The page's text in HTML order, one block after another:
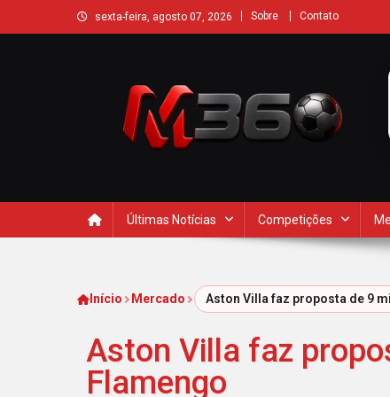
sexta-feira, agosto 07, 2026 Sobre Contato
Últimas Notícias Competições
Início Mercado Aston Villa faz proposta de 9
Aston Villa faz
Flamengo